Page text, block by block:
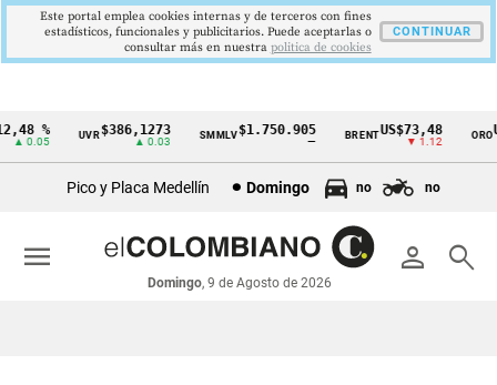
Cintillo
económicos
Colombia
%
0.05
UVR$386,1273
▲ 0.03
SMMLV$1.750.905 BRENTUS$73,48
▼ 1.12
ORO
Pico y Placa Medellín Domingo no no
person search
Domingo, 9 de Agosto de 2026
menu
Este portal emplea cookies internas y de terceros con fines
estadísticos, funcionales y publicitarios. Puede aceptarlas o
consultar más en nuestra politica de cookies
CONTINUAR